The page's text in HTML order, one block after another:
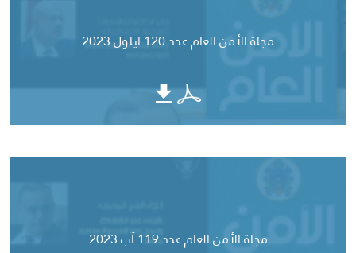
مجلة الأمن العام عدد 120 ايلول 2023
مجلة الأمن العام عدد 119 آب 2023